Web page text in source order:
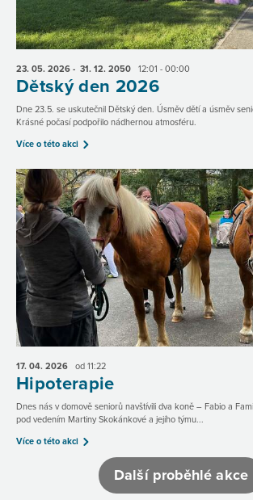
23. 05. 2026 - 31. 12. 2050 12:01 - 00:00
Dětský den 2026
Dne 23.5. se uskutečnil Dětský den. Úsměv dětí a úsměv
Krásné počasí podpořilo nádhernou atmosféru.
Více o této akci
17. 04. 2026 od 11:22
Hipoterapie
Dnes nás v domově seniorů navštívili dva koně – Fabio a
pod vedením Martiny Skokánkové a jejího týmu...
Více o této akci
Další proběhlé akce